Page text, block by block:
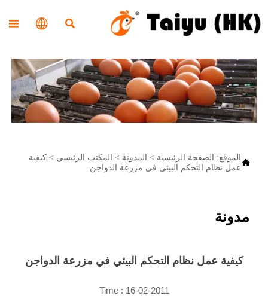



 الموقع: الصفحة الرئيسية > المدونة > المكتب الرئيسي > كيفية
عمل نظام التحكم البيئي في مزرعة الدواجن
مدونة
كيفية عمل نظام التحكم البيئي في مزرعة الدواجن
Time : 16-02-2011